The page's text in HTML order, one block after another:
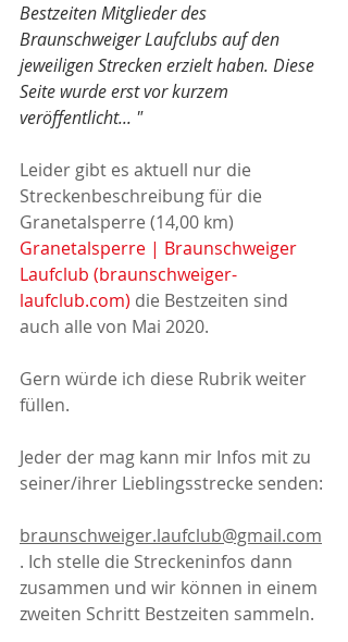
Bestzeiten Mitglieder des
Braunschweiger Laufclubs auf den
jeweiligen Strecken erzielt haben. Diese
Seite wurde erst vor kurzem
veröffentlicht... "
Leider gibt es aktuell nur die
Streckenbeschreibung für die
Granetalsperre (14,00 km)
Granetalsperre | Braunschweiger
Laufclub (braunschweiger-
laufclub.com) die Bestzeiten sind
auch alle von Mai 2020.
Gern würde ich diese Rubrik weiter
füllen.
Jeder der mag kann mir Infos mit zu
seiner/ihrer Lieblingsstrecke senden:
braunschweiger.laufclub@gmail.com
. Ich stelle die Streckeninfos dann
zusammen und wir können in einem
zweiten Schritt Bestzeiten sammeln.